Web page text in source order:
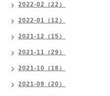
2022-02（22）
2022-01（12）
2021-12（15）
2021-11（29）
2021-10（18）
2021-09（20）